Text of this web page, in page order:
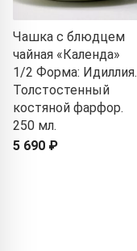
Чашка с блюдцем
чайная «Календа»
1/2 Форма: Идиллия.
Толстостенный
костяной фарфор.
250 мл.
5 690 ₽